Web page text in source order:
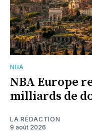
NBA
NBA Europe
milliards de
LA RÉDACTION
9 août 2026